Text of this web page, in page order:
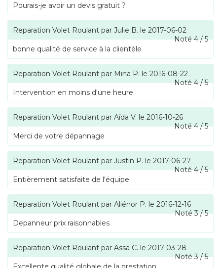
Pourais-je avoir un devis gratuit ?
Reparation Volet Roulant par Julie B. le 2017-06-02
Noté4/5
bonne qualité de service à la clientèle
Reparation Volet Roulant par Mina P. le 2016-08-22
Noté4/5
Intervention en moins d'une heure
Reparation Volet Roulant par Aïda V. le 2016-10-26
Noté4/5
Merci de votre dépannage
Reparation Volet Roulant par Justin P. le 2017-06-27
Noté4/5
Entièrement satisfaite de l'équipe
Reparation Volet Roulant par Aliénor P. le 2016-12-16
Noté3/5
Depanneur prix raisonnables
Reparation Volet Roulant par Assa C. le 2017-03-28
Noté3/5